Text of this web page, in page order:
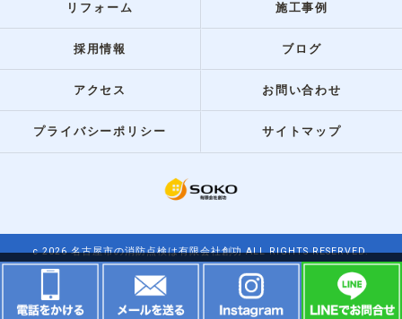
リフォーム 施工事例
採用情報 ブログ
アクセス お問い合わせ
プライバシーポリシー サイトマップ
c 2026 名古屋市の消防点検は有限会社創功 ALL RIGHTS RESERVED.